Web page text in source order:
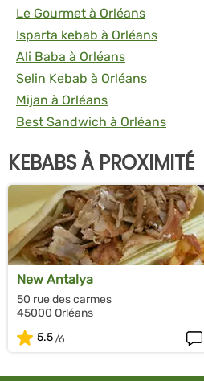
Le Gourmet à Orléans
Isparta kebab à Orléans
Ali Baba à Orléans
Selin Kebab à Orléans
Mijan à Orléans
Best Sandwich à Orléans
KEBABS À PROXIMITÉ
New Antalya
50 rue des carmes
45000 Orléans
5.5